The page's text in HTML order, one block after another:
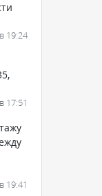
19:24
17:51
19:41